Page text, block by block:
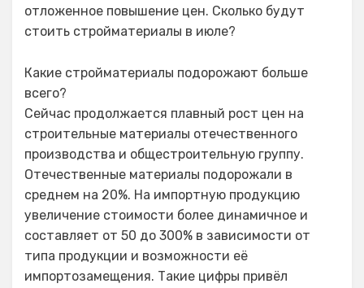
отложенное повышение цен. Сколько будут
стоить стройматериалы в июле?
Какие стройматериалы подорожают больше
всего?
Сейчас продолжается плавный рост цен на
строительные материалы отечественного
производства и общестроительную группу.
Отечественные материалы подорожали в
среднем на 20%. На импортную продукцию
увеличение стоимости более динамичное и
составляет от 50 до 300% в зависимости от
типа продукции и возможности её
импортозамещения. Такие цифры привёл